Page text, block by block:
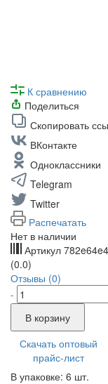
К сравнению
Поделиться
Скопировать
ВКонтакте
Одноклассники
Telegram
Twitter
Распечатать
Нет в наличии
Артикул
(0.0)
Отзывы (0)
-
В корзину
Скачать оптовый
прайс-лист
В упаковке: 6 шт.